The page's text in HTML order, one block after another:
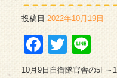
投稿日 2022年10月19日
Facebook
Twitter
10月9日自衛隊官舎の5F～